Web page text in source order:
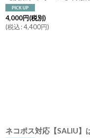
4,000円(税別)
(税込:4,400円)